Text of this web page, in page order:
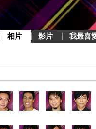
相片 影片 我最喜